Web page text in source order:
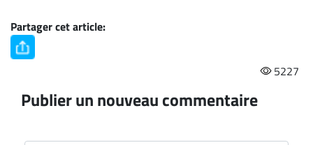
Partager cet article:
5227
Publier un nouveau commentaire